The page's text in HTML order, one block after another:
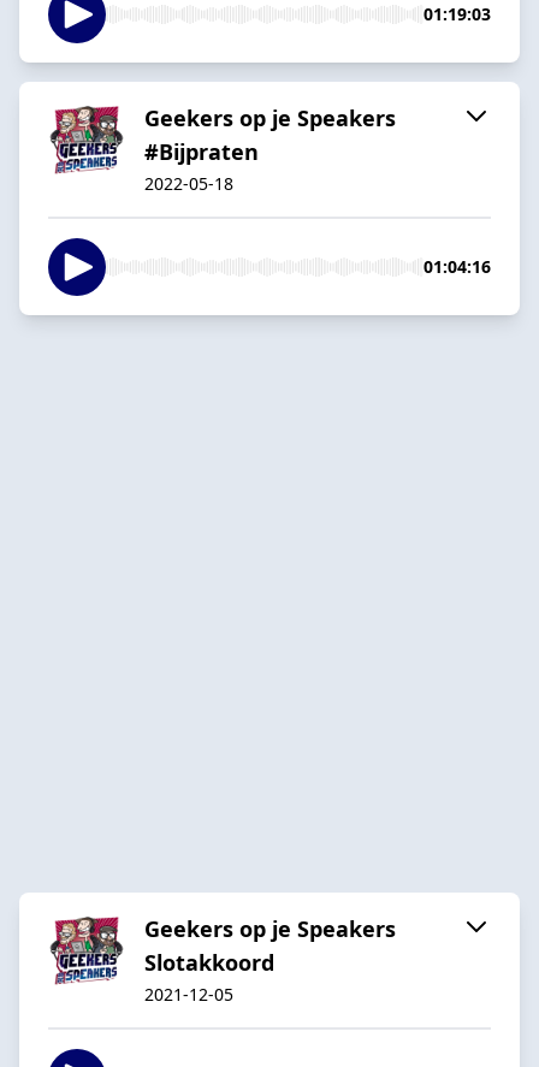
01:19:03
Geekers op je Speakers
#Bijpraten
2022-05-18
01:04:16
Geekers op je Speakers
Slotakkoord
2021-12-05